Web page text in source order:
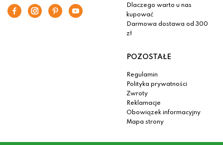
Dlaczego warto u nas
kupować
Darmowa dostawa od 300
zł
POZOSTAŁE
Regulamin
Polityka prywatności
Zwroty
Reklamacje
Obowiązek informacyjny
Mapa strony